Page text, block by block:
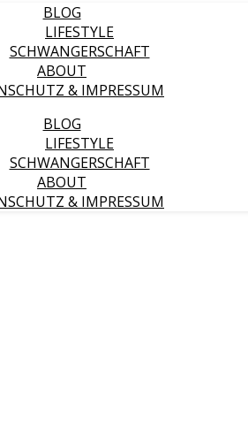
BLOG
LIFESTYLE
SCHWANGERSCHAFT
ABOUT
& IMPRESSUM
BLOG
LIFESTYLE
SCHWANGERSCHAFT
ABOUT
& IMPRESSUM